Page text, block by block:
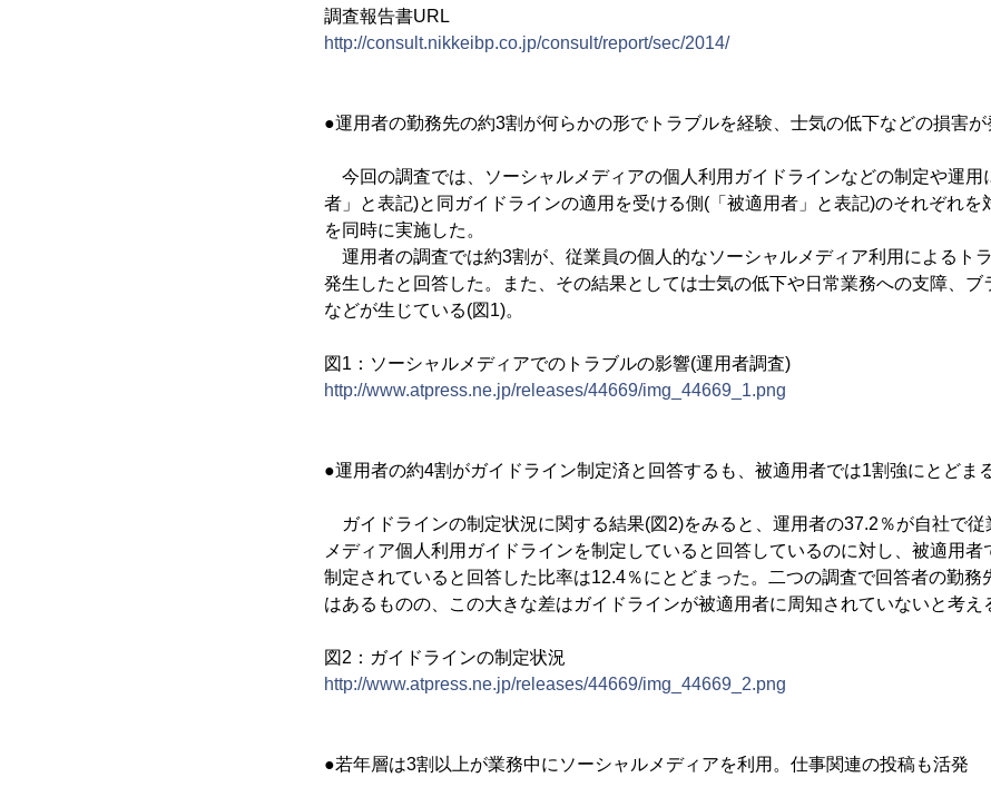
調査報告書URL
http://consult.nikkeibp.co.jp/consult/report/sec/2014/
●運用者の勤務先の約3割が何らかの形でトラブルを経験、士気の低下などの損害が
今回の調査では、ソーシャルメディアの個人利用ガイドラインなどの制定や運用
者」と表記)と同ガイドラインの適用を受ける側(「被適用者」と表記)のそれぞれを
を同時に実施した。
運用者の調査では約3割が、従業員の個人的なソーシャルメディア利用によるト
発生したと回答した。また、その結果としては士気の低下や日常業務への支障、ブ
などが生じている(図1)。
図1：ソーシャルメディアでのトラブルの影響(運用者調査)
http://www.atpress.ne.jp/releases/44669/img_44669_1.png
●運用者の約4割がガイドライン制定済と回答するも、被適用者では1割強にとどま
ガイドラインの制定状況に関する結果(図2)をみると、運用者の37.2％が自社で従
メディア個人利用ガイドラインを制定していると回答しているのに対し、被適用
制定されていると回答した比率は12.4％にとどまった。二つの調査で回答者の勤務
はあるものの、この大きな差はガイドラインが被適用者に周知されていないと考え
図2：ガイドラインの制定状況
http://www.atpress.ne.jp/releases/44669/img_44669_2.png
●若年層は3割以上が業務中にソーシャルメディアを利用。仕事関連の投稿も活発